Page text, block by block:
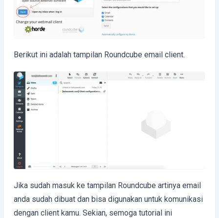
Berikut ini adalah tampilan Roundcube email client.
Jika sudah masuk ke tampilan Roundcube artinya email
anda sudah dibuat dan bisa digunakan untuk komunikasi
dengan client kamu. Sekian, semoga tutorial ini